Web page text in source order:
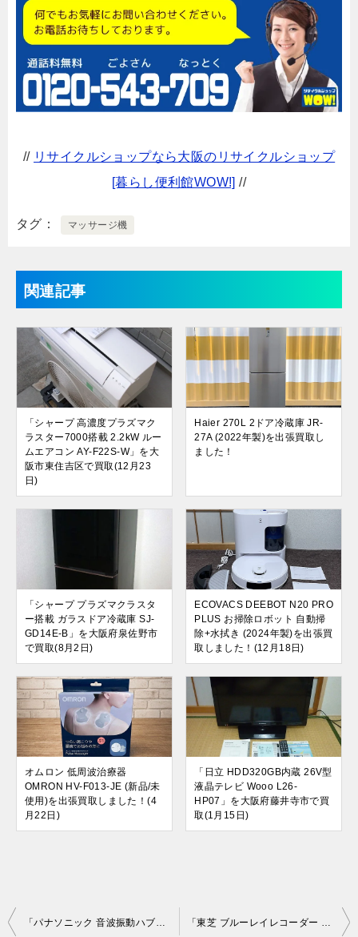
// リサイクルショップなら大阪のリサイクルショップ
[暮らし便利館WOW!] //
タグ マッサージ機
関連記事
「シャープ 高濃度プラズマク
ラスター7000搭載 2.2kW ルー
ムエアコン AY-F22S-W」を大
阪市東住吉区で買取(12月23
日)
Haier 270L 2ドア冷蔵庫 JR-
27A (2022年製)を出張買取し
ました！
「シャープ プラズマクラスタ
ー搭載 ガラスドア冷蔵庫 SJ-
GD14E-B」を大阪府泉佐野市
で買取(8月2日)
ECOVACS DEEBOT N20 PRO
PLUS お掃除ロボット 自動掃
除+水拭き (2024年製)を出張買
取しました！(12月18日)
オムロン 低周波治療器
OMRON HV-F013-JE (新品/未
使用)を出張買取しました！(4
月22日)
「日立 HDD320GB内蔵 26V型
液晶テレビ Wooo L26-
HP07」を大阪府藤井寺市で買
取(1月15日)
投 「パナソニック 音波振動ハブラシ ドルツ オーラルケア EW-DE45-P、EW-DE25-W」を大阪府摂津本店で買取(3月30日) 「東芝 ブルーレイレコーダー D-Z510」を大阪府豊中市で買取(4月22日)